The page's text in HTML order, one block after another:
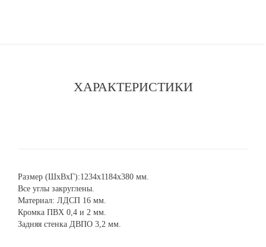
ХАРАКТЕРИСТИКИ
Размер (ШхВхГ):1234х1184x380 мм.
Все углы закруглены.
Материал: ЛДСП 16 мм.
Кромка ПВХ 0,4 и 2 мм.
Задняя стенка ДВПО 3,2 мм.